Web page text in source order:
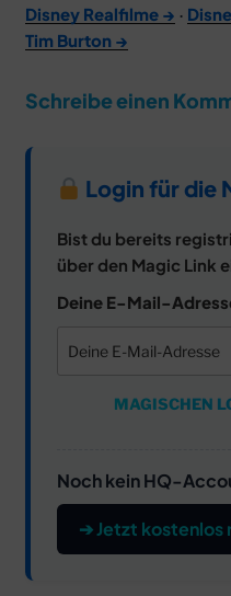
Disney Realfilme → ·
Tim Burton →
Schreibe einen
Login für die
Bist du bereits
über den Magic Link
Deine E-Mail-
MAGISCHEN
Noch kein HQ-
➔ Jetzt kostenlos